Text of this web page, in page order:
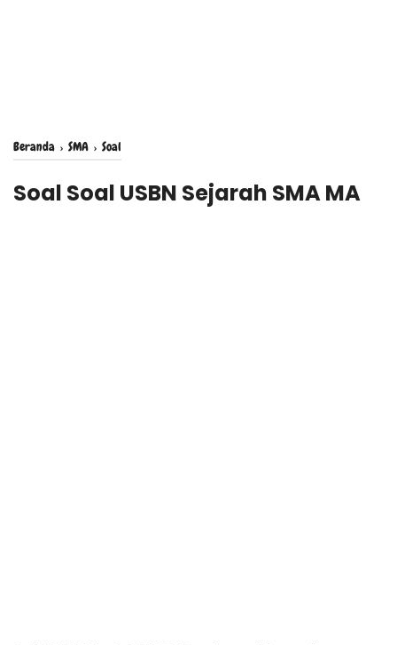
Beranda › SMA › Soal
Soal Soal USBN Sejarah SMA MA